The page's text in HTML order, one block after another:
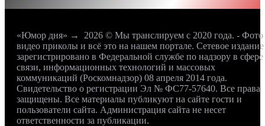
«Юмор дня» → 2026 © Мы транслируем с 2020 года. -
видео приколы и всё это на нашем портале. Сетевое издание
зарегистрировано в Федеральной службе по надзору в сфере
связи, информационных технологий и массовых
коммуникаций (Роскомнадзор) 08 апреля 2014 года.
Свидетельство о регистрации Эл № ФС77-57640. Все права
защищены. Все материалы публикуют на сайте гости и
пользователи сайта. Администрация сайта не несет
ответственности за публикации.